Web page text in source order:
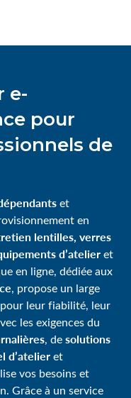
e-
pour
de
et
en
lentilles, verres
d’atelieret
en ligne, dédiée aux
, propose un large
leur fiabilité, leur
les exigences du
, desolutions
d’atelieret
vos besoins et
Grâce à un service